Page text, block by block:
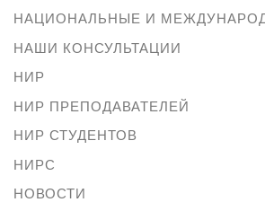
НАЦИОНАЛЬНЫЕ И
НАШИ КОНСУЛЬТАЦИИ
НИР
НИР ПРЕПОДАВАТЕЛЕЙ
НИР СТУДЕНТОВ
НИРС
НОВОСТИ